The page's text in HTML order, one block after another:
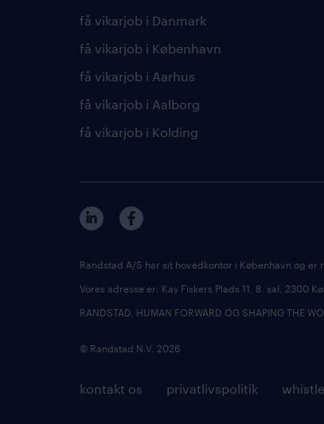
få vikarjob i Danmark
få vikarjob i København
få vikarjob i Aarhus
få vikarjob i Aalborg
få vikarjob i Kolding
kontakt os privatlivspolitik
Randstad A/S har sit hovedkontor i København og er
Vores adresse er: Kay Fiskers Plads 11, 8. sal, 2300
RANDSTAD, HUMAN FORWARD OG SHAPING THE
© Randstad N.V. 2026